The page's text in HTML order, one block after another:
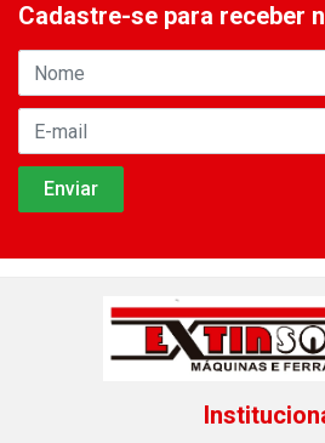
Cadastre-se para receber